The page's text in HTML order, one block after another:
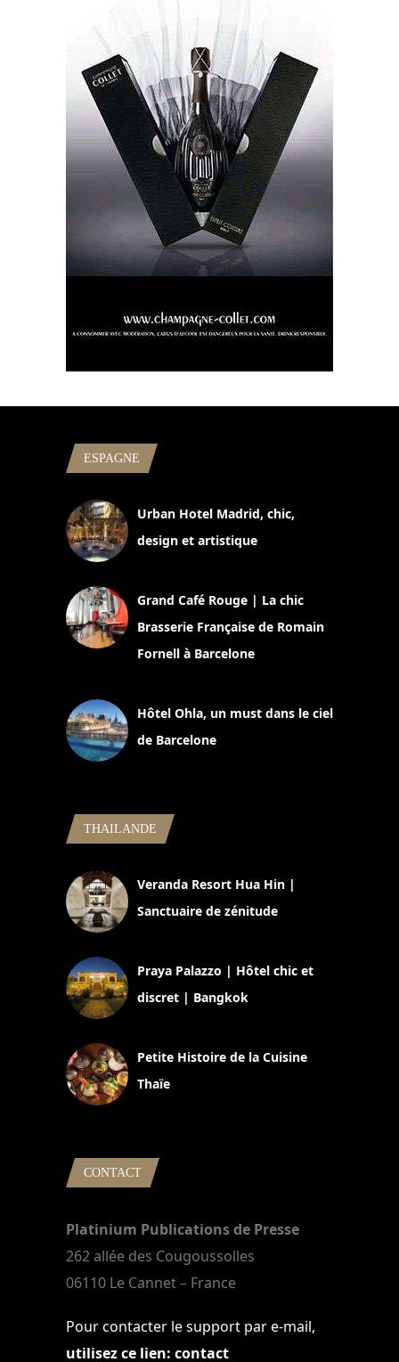
ESPAGNE
Urban Hotel Madrid, chic,
design et artistique
Grand Café Rouge | La chic
Brasserie Française de Romain
Fornell à Barcelone
Hôtel Ohla, un must dans le ciel
de Barcelone
THAILANDE
Veranda Resort Hua Hin |
Sanctuaire de zénitude
Praya Palazzo | Hôtel chic et
discret | Bangkok
Petite Histoire de la Cuisine
Thaïe
CONTACT
Platinium Publications de Presse
262 allée des Cougoussolles
06110 Le Cannet – France
Pour contacter le support par e-mail,
utilisez ce lien: contact